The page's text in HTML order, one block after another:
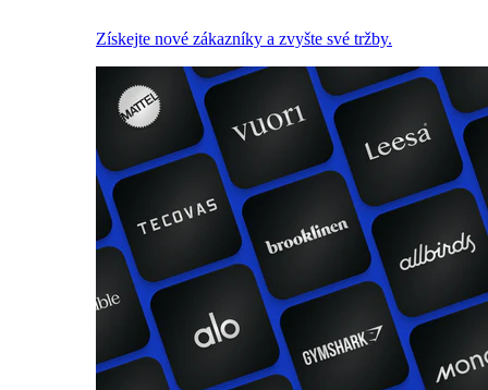
Získejte nové zákazníky a zvyšte své tržby.